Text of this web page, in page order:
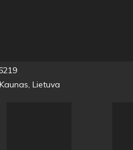
Lietuva